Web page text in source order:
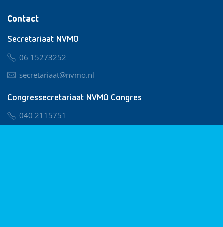
Contact
Secretariaat NVMO
06 15273252
secretariaat@nvmo.nl
Congressecretariaat NVMO Congres
040 2115751